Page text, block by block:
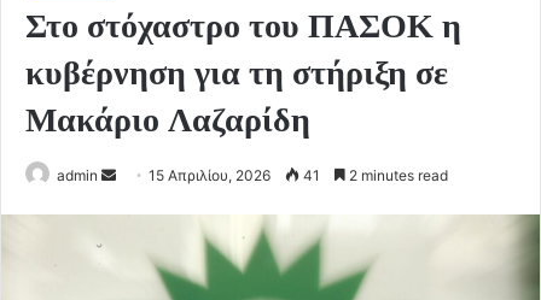
Στο στόχαστρο του ΠΑΣΟΚ η
κυβέρνηση για τη στήριξη σε
Μακάριο Λαζαρίδη
admin
Send15 Απριλίου, 2026 41 2 minutes read